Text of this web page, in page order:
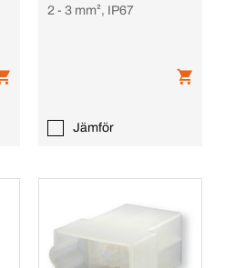
2 - 3 mm², IP67
Jämför